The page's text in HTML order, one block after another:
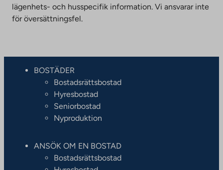
lägenhets- och husspecifik information. Vi ansvarar inte
för översättningsfel.
BOSTÄDER
Bostadsrättsbostad
Hyresbostad
Seniorbostad
Nyproduktion
ANSÖK OM EN BOSTAD
Bostadsrättsbostad